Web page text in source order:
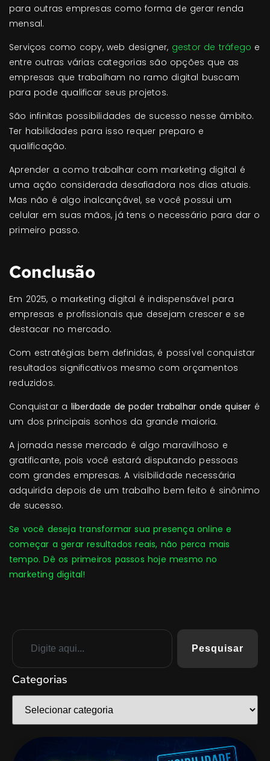
para outras empresas como forma de gerar renda
mensal.
Serviços como copy, web designer, gestor de tráfego e
entre outras várias categorias são opções que as
empresas que trabalham no ramo digital buscam
para pode qualificar seus projetos.
São infinitas possibilidades de sucesso nesse âmbito.
Ter habilidades para isso requer preparo e
qualificação.
Aprender a como trabalhar com marketing digital é
uma ação considerada desafiadora nos dias atuais.
Mas não é algo inalcançável, se você possui um
celular em suas mãos, já tens o necessário para dar o
primeiro passo.
Conclusão
Em 2025, o marketing digital é indispensável para
empresas e profissionais que desejam crescer e se
destacar no mercado.
Com estratégias bem definidas, é possível conquistar
resultados significativos mesmo com orçamentos
reduzidos.
Conquistar a liberdade de poder trabalhar onde quiser é
um dos principais sonhos da grande maioria.
A jornada nesse mercado é algo maravilhoso e
gratificante, pois você estará disputando pessoas
com grandes empresas. A visibilidade necessária
adquirida depois de um trabalho bem feito é sinônimo
de sucesso.
Se você deseja transformar sua presença online e
começar a gerar resultados reais, não perca mais
tempo. Dê os primeiros passos hoje mesmo no
marketing digital!
Pesquisar
Categorias